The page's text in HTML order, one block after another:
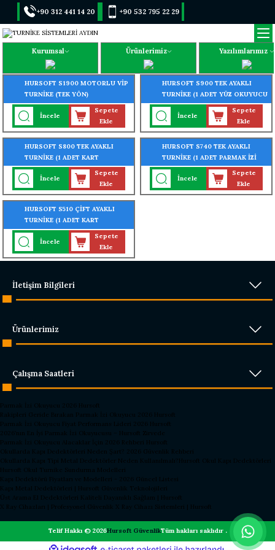
+90 312 441 14 20 +90 532 795 22 29
Kurumsal Ürünlerimiz Yazılımlarımız
HURSOFT S1900 MOTORLU VİP
TURNİKE (TEK YÖN)
İncele
Sepete
Ekle
HURSOFT S900 TEK AYAKLI
TURNİKE (1 ADET YÜZ OKUYUCU
TURNİKEYE MONTELİ)
İncele
Sepete
Ekle
HURSOFT S800 TEK AYAKLI
TURNİKE (1 ADET KART
OKUYUCU TURNİKEYE
MONTELİ)
İncele
Sepete
Ekle
HURSOFT S740 TEK AYAKLI
TURNİKE (1 ADET PARMAK İZİ
OKUYUCU TURNİKEYE
MONTELİ)
İncele
Sepete
Ekle
HURSOFT S510 ÇİFT AYAKLI
TURNİKE (1 ADET KART
OKUYUCU TURNİKEYE
MONTELİ)
İncele
Sepete
Ekle
İletişim Bilgileri
Ürünlerimiz
Çalışma Saatleri
Parmak İzi Okuyucu 2026 Hursoft
Rakipleri Geride Bırakan Parmak İzi Okuyucu 2026 Hursoft
Parmak İzi Okuyucu Fiyat Performans Lideri 2026 Hursoft
2026’nın En İyi Parmak İzi Okuyucusu – Hursoft Zirvede
Parmak İzi Okuyucu Alacaklar İçin 2026 Rehberi Hursoft
Okullarda Kapı Dedektörleri Neden Şart? 2026 Güvenlik Rehberi
Okullarda Kapı Tipi Metal Dedektörler Neden Kullanılmalı?Hursoft Okul Kapı Dedektörleri
Hursoft Okul Turnike Sundurma Modelleri
Kapı Dedektörü Fiyatları ve Modelleri - 2026 Güncel Listesi
Kapı Metal Dedektörleri | Hursoft Güvenlik Teknolojileri
Üst Arama El Dedektörleri Kaliteli Dayanıklı Sağlam | Hursoft
X Ray Cihazları | Profesyonel Güvenlik X Ray Cihazı Sistemleri | Hursoft
Telif Hakkı © 2026Hursoft GüvenlikTüm hakları saklıdır .